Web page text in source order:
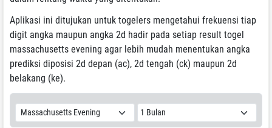
Aplikasi ini ditujukan untuk togelers mengetahui frekuensi tiap
digit angka maupun angka 2d hadir pada setiap result togel
massachusetts evening agar lebih mudah menentukan angka
prediksi diposisi 2d depan (ac), 2d tengah (ck) maupun 2d
belakang (ke).